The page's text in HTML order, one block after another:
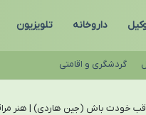
داروخانه تلویزیون
گردشگری و اقامتی
خودت باش (جین هاردی) | هنر